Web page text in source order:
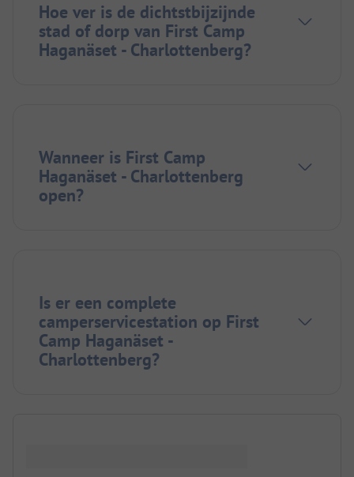
Hoe ver is de dichtstbijzijnde
stad of dorp van First Camp
Haganäset - Charlottenberg?
Wanneer is First Camp
Haganäset - Charlottenberg
open?
Is er een complete
camperservicestation op First
Camp Haganäset -
Charlottenberg?